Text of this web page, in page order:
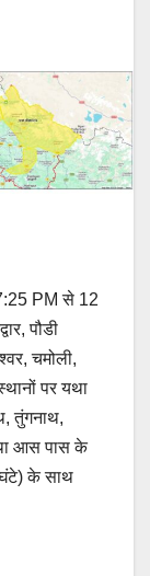
PM से 12
पौडी
चमोली,
पर यथा
तुंगनाथ,
आस पास के
घंटे) के साथ